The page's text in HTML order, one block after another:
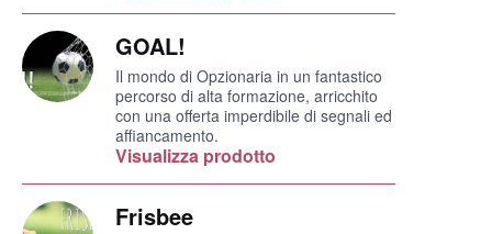
GOAL!
Il mondo di Opzionaria in un fantastico
percorso di alta formazione, arricchito
con una offerta imperdibile di segnali ed
affiancamento.
Visualizza prodotto
Frisbee